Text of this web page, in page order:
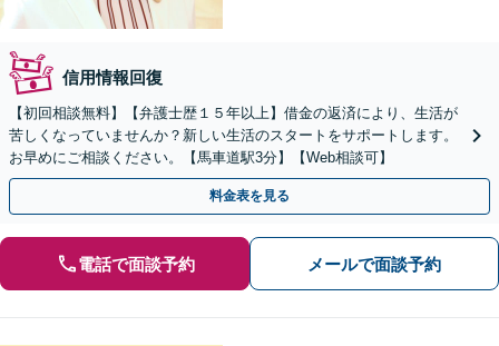
信用情報回復
【初回相談無料】【弁護士歴１５年以上】借金の返済により、生活が
苦しくなっていませんか？新しい生活のスタートをサポートします。
お早めにご相談ください。【馬車道駅3分】【Web相談可】
料金表を見る
電話で面談予約 メールで面談予約